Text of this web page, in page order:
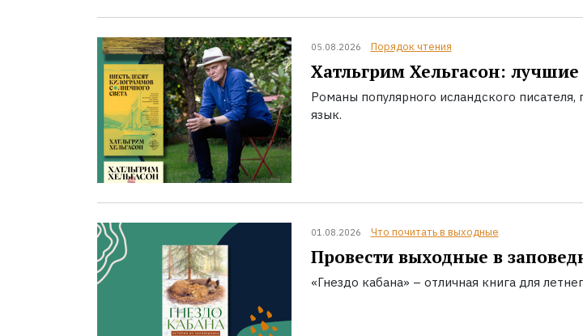
05.08.2026 Порядок чтения
Хатльгрим Хельгасон:
Романы популярного исландского
язык.
01.08.2026 Что почитать в выходные
Провести выходные в
«Гнездо кабана» – отличная книга для